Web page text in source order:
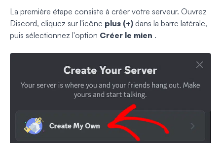
La première étape consiste à créer votre serveur. Ouvrez
Discord, cliquez sur l'icône plus (+) dans la barre latérale,
puis sélectionnez l'option Créer le mien .